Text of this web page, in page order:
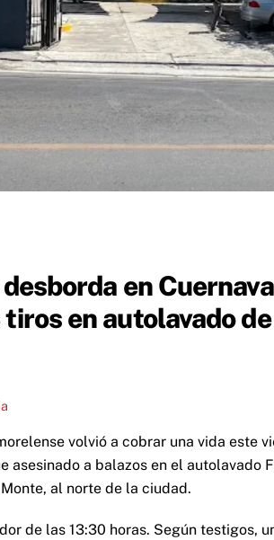
en
en autolavado
volvió a cobrar una vida este
asesinado a balazos en el autolavado
al norte de la ciudad.
de las 13:30 horas. Según testigos,